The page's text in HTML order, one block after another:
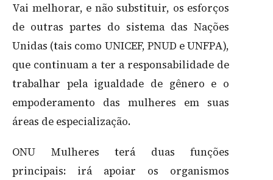
Vai melhorar, e não substituir, os esforços
de outras partes do sistema das Nações
Unidas (tais como UNICEF, PNUD e UNFPA),
que continuam a ter a responsabilidade de
trabalhar pela igualdade de gênero e o
empoderamento das mulheres em suas
áreas de especialização.
ONU Mulheres terá duas funções
principais: irá apoiar os organismos